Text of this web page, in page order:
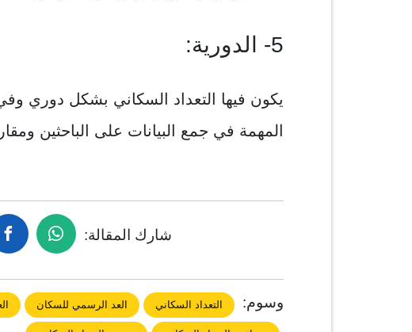
5- الدورية:
يكون فيها التعداد السكاني بشكل دوري
المهمة في جمع البيانات على الباحثين
شارك المقالة:
وسوم: التعداد السكاني العد الرسمي للسكان